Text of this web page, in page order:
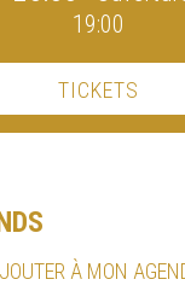
19:00
TICKETS
À MON